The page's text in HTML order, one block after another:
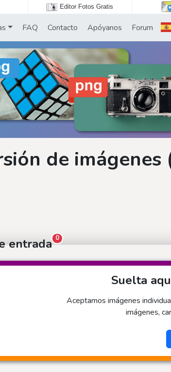
Editor Fotos Gratis
FAQ Contacto Apóyanos Forum
de
0
entrada
Suelta
Aceptamos imágenes
imágenes,